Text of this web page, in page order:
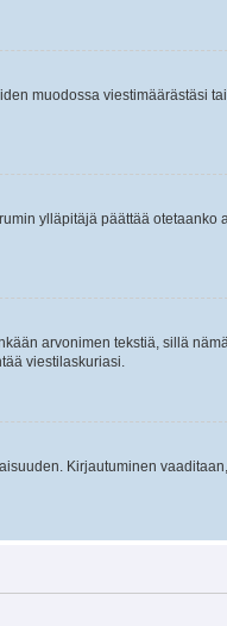
muodossa viestimäärästäsi
ylläpitäjä päättää otetaanko
arvonimen tekstiä, sillä
viestilaskuriasi.
Kirjautuminen